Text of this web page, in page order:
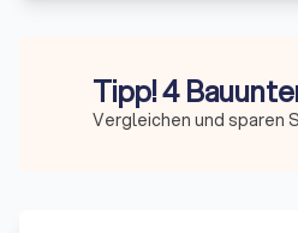
Tipp! 4
Vergleichen und sparen